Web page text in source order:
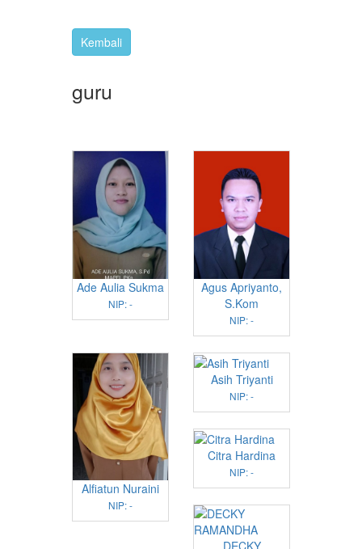
Kembali
guru
Ade Aulia Sukma
NIP: -
Agus Apriyanto,
S.Kom
NIP: -
Alfiatun Nuraini
NIP: -
Asih Triyanti
NIP: -
Citra Hardina
NIP: -